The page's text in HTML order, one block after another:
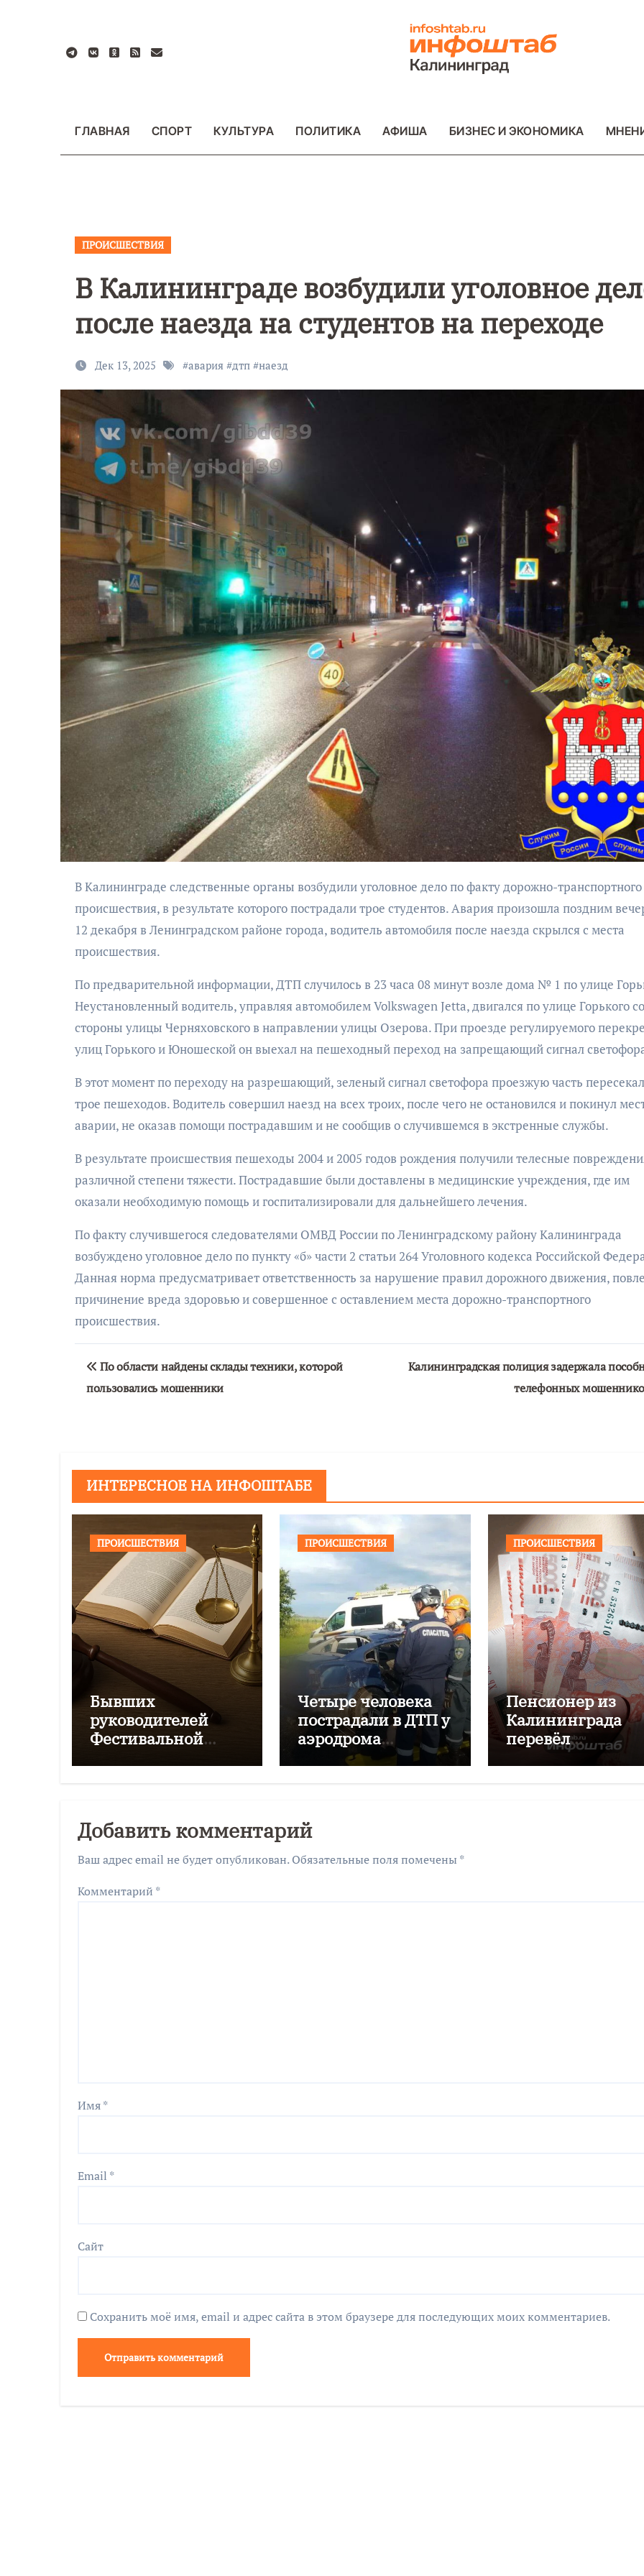
содержанию
ГЛАВНАЯ СПОРТ КУЛЬТУРА ПОЛИТИКА АФИША БИЗНЕС И ЭКОНОМИКА
ПРОИСШЕСТВИЯ
В Калининграде возбудили уголовное
после наезда на студентов на переходе
Дек 13, 2025 #авария #дтп #наезд
В Калининграде следственные органы возбудили уголовное дело по факту дорожно-транспортного
происшествия, в результате которого пострадали трое студентов. Авария произошла поздним
12 декабря в Ленинградском районе города, водитель автомобиля после наезда скрылся с места
происшествия.
По предварительной информации, ДТП случилось в 23 часа 08 минут возле дома № 1 по улице
Неустановленный водитель, управляя автомобилем Volkswagen Jetta, двигался по улице Горького со
стороны улицы Черняховского в направлении улицы Озерова. При проезде регулируемого
улиц Горького и Юношеской он выехал на пешеходный переход на запрещающий сигнал
В этот момент по переходу на разрешающий, зеленый сигнал светофора проезжую часть
трое пешеходов. Водитель совершил наезд на всех троих, после чего не остановился и покинул
аварии, не оказав помощи пострадавшим и не сообщив о случившемся в экстренные службы.
В результате происшествия пешеходы 2004 и 2005 годов рождения получили телесные
различной степени тяжести. Пострадавшие были доставлены в медицинские учреждения, где им
оказали необходимую помощь и госпитализировали для дальнейшего лечения.
По факту случившегося следователями ОМВД России по Ленинградскому району Калининграда
возбуждено уголовное дело по пункту «б» части 2 статьи 264 Уголовного кодекса Российской
Данная норма предусматривает ответственность за нарушение правил дорожного движения,
причинение вреда здоровью и совершенное с оставлением места дорожно-транспортного
происшествия.
Навигация
по
По области найдены склады техники, которой
пользовались мошенники
Калининградская полиция задержала
телефонных
ИНТЕРЕСНОЕ НА ИНФОШТАБЕ
ПРОИСШЕСТВИЯ
Бывших
руководителей
Фестивальной
ПРОИСШЕСТВИЯ
Четыре человека
пострадали в ДТП у
аэродрома
Чкаловский
ПРОИСШЕСТВИЯ
Пенсионер из
Калининграда
перевёл
мошенникам
Добавить комментарий
Ваш адрес email не будет опубликован. Обязательные поля помечены *
Комментарий *
Имя*
Email *
Сайт
Сохранить моё имя, email и адрес сайта в этом браузере для последующих моих комментариев.
9 Мая — День
Победы!
Уникальное
северное
сияние
запечатлели
над Балтикой
как
завалило
после
снежного
бурана
АФИША
Музыкально-
поэтический
моноспектакль
«Исповедь в четыре
четверти пути»
АФИША
КУЛЬТУРА
ОБЩЕСТВО
Николай Патрушев
проведение в
Калининграде
морского фестиваля
АФИША
ОБЩЕСТВО
Организаторы
фестиваля
«Открытое
объявили даты
проведения!